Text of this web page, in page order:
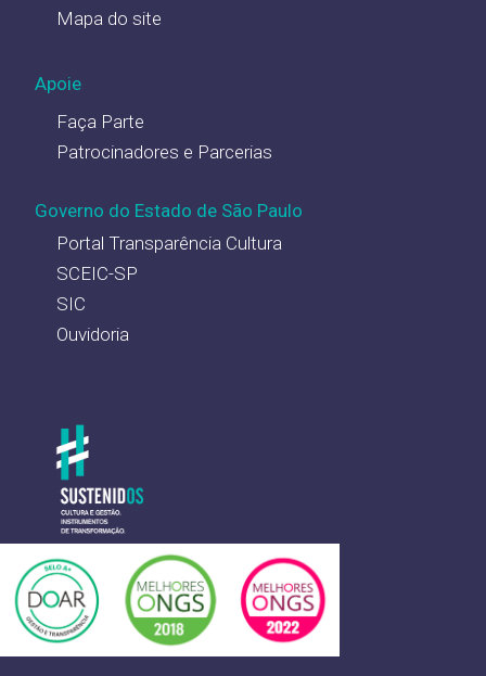
Mapa do site
Apoie
Faça Parte
Patrocinadores e Parcerias
Governo do Estado de São Paulo
Portal Transparência Cultura
SCEIC-SP
SIC
Ouvidoria